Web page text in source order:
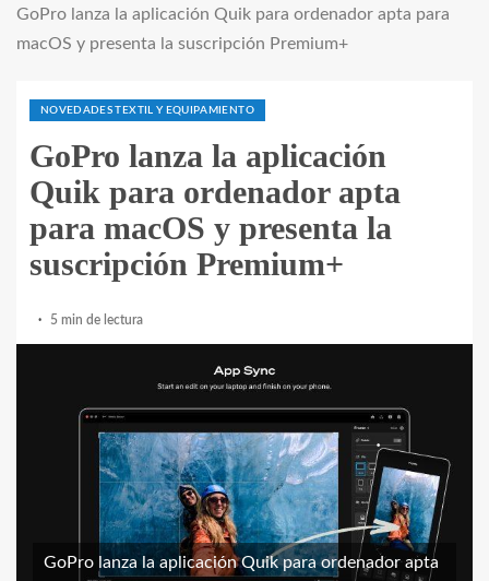
GoPro lanza la aplicación Quik para ordenador apta para
macOS y presenta la suscripción Premium+
NOVEDADES TEXTIL Y EQUIPAMIENTO
GoPro lanza la aplicación
Quik para ordenador apta
para macOS y presenta la
suscripción Premium+
5 min de lectura
GoPro lanza la aplicación Quik para ordenador apta